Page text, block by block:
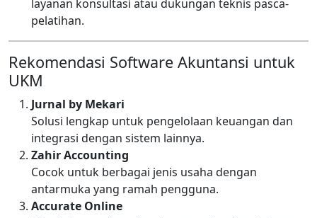
layanan konsultasi atau dukungan teknis pasca-
pelatihan.
Rekomendasi Software Akuntansi untuk
UKM
Jurnal by Mekari
Solusi lengkap untuk pengelolaan keuangan dan
integrasi dengan sistem lainnya.
Zahir Accounting
Cocok untuk berbagai jenis usaha dengan
antarmuka yang ramah pengguna.
Accurate Online